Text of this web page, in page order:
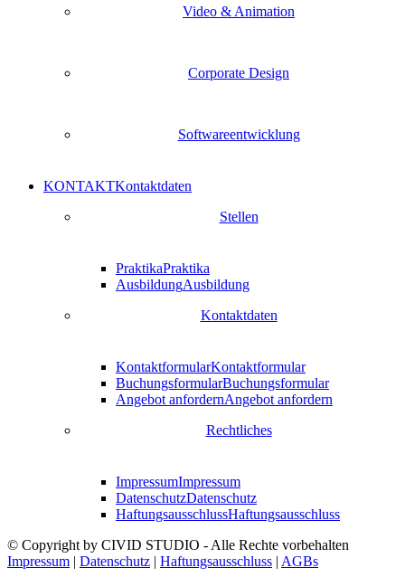
Video & Animation
Corporate Design
Softwareentwicklung
KONTAKTKontaktdaten
Stellen
PraktikaPraktika
AusbildungAusbildung
Kontaktdaten
KontaktformularKontaktformular
BuchungsformularBuchungsformular
Angebot anfordernAngebot anfordern
Rechtliches
ImpressumImpressum
DatenschutzDatenschutz
HaftungsausschlussHaftungsausschluss
© Copyright by CIVID STUDIO - Alle Rechte vorbehalten
Impressum | Datenschutz | Haftungsausschluss | AGBs